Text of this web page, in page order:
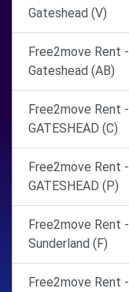
Gateshead (V)
Free2move Rent -
Gateshead (AB)
Free2move Rent -
GATESHEAD (C)
Free2move Rent -
GATESHEAD (P)
Free2move Rent
Sunderland (F)
Free2move Rent